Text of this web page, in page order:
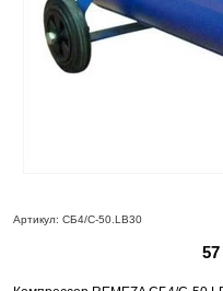
Артикул: СБ4/С-50.LB30